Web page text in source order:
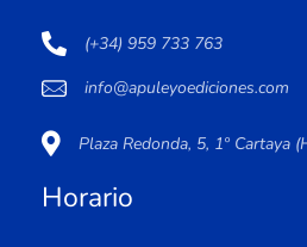
(+34) 959 733 763
info@apuleyoediciones.com
Plaza Redonda, 5, 1º Cartaya
Horario